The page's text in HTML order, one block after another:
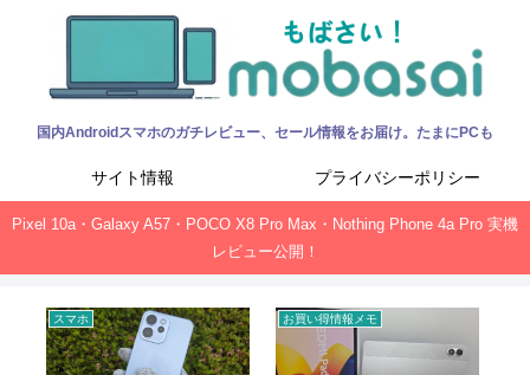
国内Androidスマホのガチレビュー、セール情報をお届け。たまにPCも
サイト情報 プライバシーポリシー
Pixel 10a・Galaxy A57・POCO X8 Pro Max・Nothing Phone 4a Pro 実機
レビュー公開！
スマホ お買い得情報メモ